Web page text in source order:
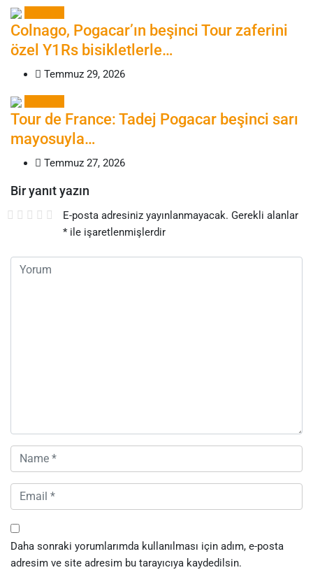
Colnago, Pogacar’ın beşinci Tour zaferini
özel Y1Rs bisikletlerle…
Temmuz 29, 2026
Tour de France: Tadej Pogacar beşinci sarı
mayosuyla…
Temmuz 27, 2026
Bir yanıt yazın
E-posta adresiniz yayınlanmayacak. Gerekli alanlar
*ile işaretlenmişlerdir
Daha sonraki yorumlarımda kullanılması için adım, e-posta
adresim ve site adresim bu tarayıcıya kaydedilsin.